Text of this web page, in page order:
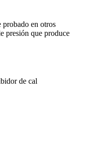
en otros
presión que produce
de cal